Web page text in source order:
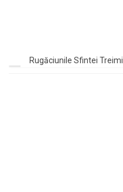
Rugăciunile Sfintei Treimi